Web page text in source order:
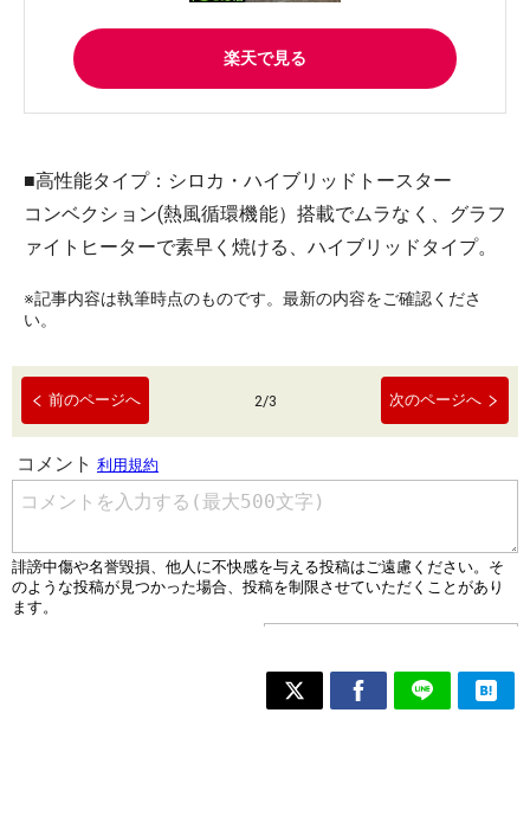
楽天で見る
■高性能タイプ：シロカ・ハイブリッドトースター
コンベクション(熱風循環機能）搭載でムラなく、グラフ
ァイトヒーターで素早く焼ける、ハイブリッドタイプ。
※記事内容は執筆時点のものです。最新の内容をご確認くださ
い。
前のページへ 2/3 次のページへ